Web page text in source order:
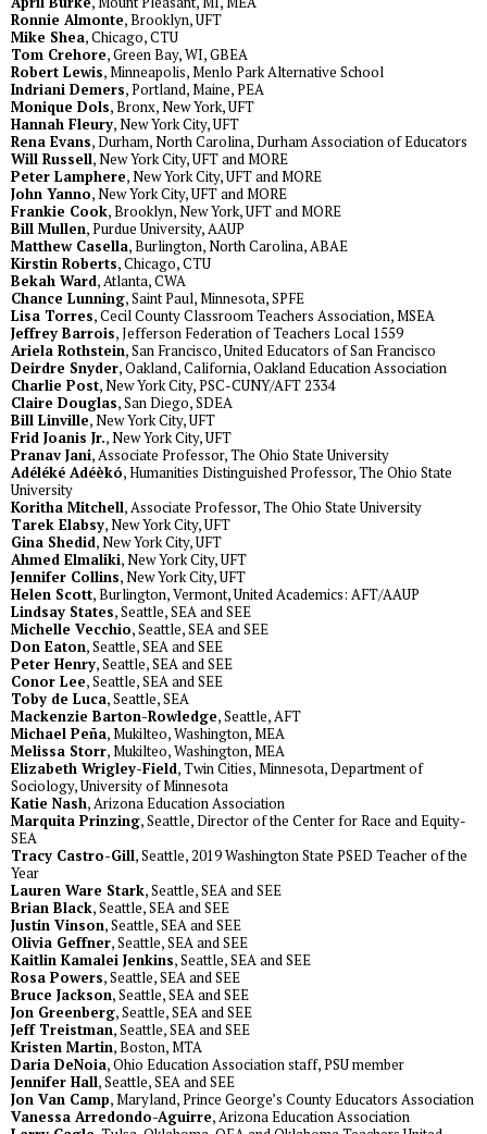
Ronnie Almonte, Brooklyn, UFT
Mike Shea, Chicago, CTU
Tom Crehore, Green Bay, WI, GBEA
Robert Lewis, Minneapolis, Menlo Park Alternative School
Indriani Demers, Portland, Maine, PEA
Monique Dols, Bronx, New York, UFT
Hannah Fleury, New York City, UFT
Rena Evans, Durham, North Carolina, Durham Association of Educators
Will Russell, New York City, UFT and MORE
Peter Lamphere, New York City, UFT and MORE
John Yanno, New York City, UFT and MORE
Frankie Cook, Brooklyn, New York, UFT and MORE
Bill Mullen, Purdue University, AAUP
Matthew Casella, Burlington, North Carolina, ABAE
Kirstin Roberts, Chicago, CTU
Bekah Ward, Atlanta, CWA
Chance Lunning, Saint Paul, Minnesota, SPFE
Lisa Torres, Cecil County Classroom Teachers Association, MSEA
Jeffrey Barrois, Jefferson Federation of Teachers Local 1559
Ariela Rothstein, San Francisco, United Educators of San Francisco
Deirdre Snyder, Oakland, California, Oakland Education Association
Charlie Post, New York City, PSC-CUNY/AFT 2334
Claire Douglas, San Diego, SDEA
Bill Linville, New York City, UFT
Frid Joanis Jr., New York City, UFT
Pranav Jani, Associate Professor, The Ohio State University
Adéléké Adéèkó, Humanities Distinguished Professor, The Ohio State
University
Koritha Mitchell, Associate Professor, The Ohio State University
Tarek Elabsy, New York City, UFT
Gina Shedid, New York City, UFT
Ahmed Elmaliki, New York City, UFT
Jennifer Collins, New York City, UFT
Helen Scott, Burlington, Vermont, United Academics: AFT/AAUP
Lindsay States, Seattle, SEA and SEE
Michelle Vecchio, Seattle, SEA and SEE
Don Eaton, Seattle, SEA and SEE
Peter Henry, Seattle, SEA and SEE
Conor Lee, Seattle, SEA and SEE
Toby de Luca, Seattle, SEA
Mackenzie Barton-Rowledge, Seattle, AFT
Michael Peña, Mukilteo, Washington, MEA
Melissa Storr, Mukilteo, Washington, MEA
Elizabeth Wrigley-Field, Twin Cities, Minnesota, Department of
Sociology, University of Minnesota
Katie Nash, Arizona Education Association
Marquita Prinzing, Seattle, Director of the Center for Race and Equity-
SEA
Tracy Castro-Gill, Seattle, 2019 Washington State PSED Teacher of the
Year
Lauren Ware Stark, Seattle, SEA and SEE
Brian Black, Seattle, SEA and SEE
Justin Vinson, Seattle, SEA and SEE
Olivia Geffner, Seattle, SEA and SEE
Kaitlin Kamalei Jenkins, Seattle, SEA and SEE
Rosa Powers, Seattle, SEA and SEE
Bruce Jackson, Seattle, SEA and SEE
Jon Greenberg, Seattle, SEA and SEE
Jeff Treistman, Seattle, SEA and SEE
Kristen Martin, Boston, MTA
Daria DeNoia, Ohio Education Association staff, PSU member
Jennifer Hall, Seattle, SEA and SEE
Jon Van Camp, Maryland, Prince George’s County Educators Association
Vanessa Arredondo-Aguirre, Arizona Education Association